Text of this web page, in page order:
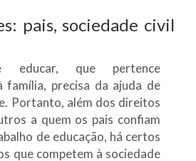
pais, sociedade civil
que pertence
família, precisa da ajuda de
Portanto, além dos direitos
a quem os pais confiam
de educação, há certos
que competem à sociedade